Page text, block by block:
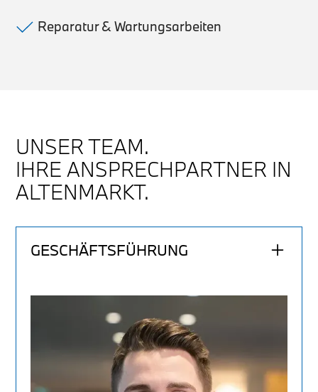
Reparatur & Wartungsarbeiten
UNSER TEAM.
IHRE ANSPRECHPARTNER IN
ALTENMARKT.
GESCHÄFTSFÜHRUNG